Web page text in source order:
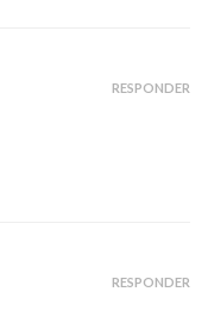
RESPONDER
RESPONDER